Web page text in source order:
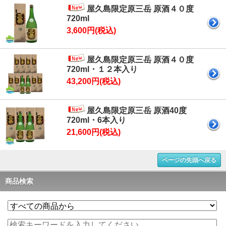
屋久島限定原三岳 原酒４０度
720ml
3,600円(税込)
屋久島限定原三岳 原酒４０度
720ml・１２本入り
43,200円(税込)
屋久島限定原三岳 原酒40度
720ml・6本入り
21,600円(税込)
ページの先頭へ戻る
商品検索